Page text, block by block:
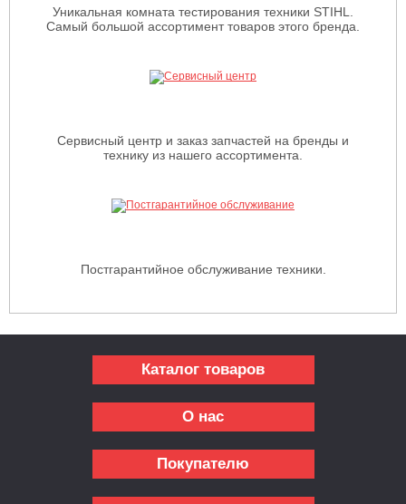
Уникальная комната тестирования техники STIHL.
Самый большой ассортимент товаров этого бренда.
Сервисный центр и заказ запчастей на бренды и
технику из нашего ассортимента.
Постгарантийное обслуживание техники.
Каталог товаров
О нас
Покупателю